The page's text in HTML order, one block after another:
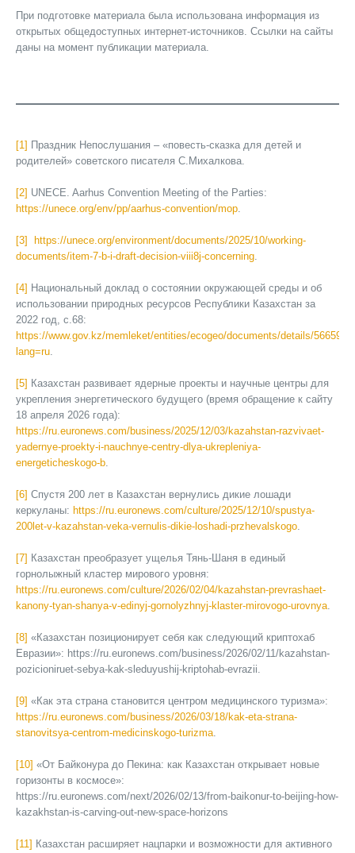
При подготовке материала была использована информация из
открытых общедоступных интернет-источников. Ссылки на сайты
даны на момент публикации материала.
[1] Праздник Непослушания – «повесть-сказка для детей и
родителей» советского писателя С.Михалкова.
[2] UNECE. Aarhus Convention Meeting of the Parties:
https://unece.org/env/pp/aarhus-convention/mop
[3] https://unece.org/environment/documents/2025/10/working-
documents/item-7-b-i-draft-decision-viii8j-concerning
[4] Национальный доклад о состоянии окружающей среды и об
использовании природных ресурсов Республики Казахстан за
2022 год, с.68:
https://www.gov.kz/memleket/entities/ecogeo/documents/details/566594?
lang=ru
[5] Казахстан развивает ядерные проекты и научные центры для
укрепления энергетического будущего (время обращение к сайту
18 апреля 2026 года):
https://ru.euronews.com/business/2025/12/03/kazahstan-razvivaet-
yadernye-proekty-i-nauchnye-centry-dlya-ukrepleniya-
energeticheskogo-b
[6] Спустя 200 лет в Казахстан вернулись дикие лошади
керкуланы: https://ru.euronews.com/culture/2025/12/10/spustya-
200let-v-kazahstan-veka-vernulis-dikie-loshadi-przhevalskogo
[7] Казахстан преобразует ущелья Тянь-Шаня в единый
горнолыжный кластер мирового уровня:
https://ru.euronews.com/culture/2026/02/04/kazahstan-prevrashaet-
kanony-tyan-shanya-v-edinyj-gornolyzhnyj-klaster-mirovogo-urovnya
[8] «Казахстан позиционирует себя как следующий криптохаб
Евразии»: https://ru.euronews.com/business/2026/02/11/kazahstan-
pozicioniruet-sebya-kak-sleduyushij-kriptohab-evrazii.
[9] «Как эта страна становится центром медицинского туризма»:
https://ru.euronews.com/business/2026/03/18/kak-eta-strana-
stanovitsya-centrom-medicinskogo-turizma
[10] «От Байконура до Пекина: как Казахстан открывает новые
горизонты в космосе»:
https://ru.euronews.com/next/2026/02/13/from-baikonur-to-beijing-how-
kazakhstan-is-carving-out-new-space-horizons
[11] Казахстан расширяет нацпарки и возможности для активного